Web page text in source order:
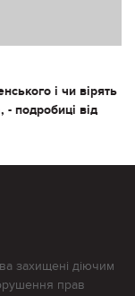
і чи вірять
подробиці від
захищені діючим
прав